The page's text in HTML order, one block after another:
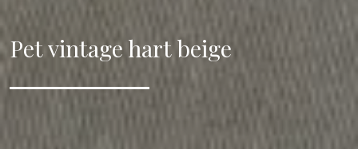
Pet vintage hart beige